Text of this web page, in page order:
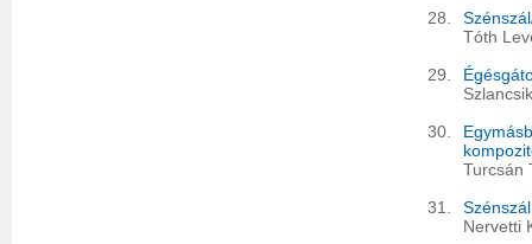
28.
Tóth
29.
30.
Turcsán
31.
Nervetti